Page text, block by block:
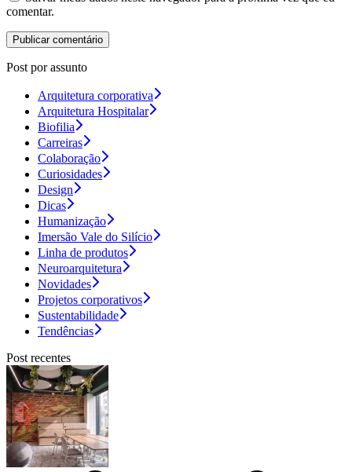
comentar.
Post por assunto
Arquitetura corporativa
Arquitetura Hospitalar
Biofilia
Carreiras
Colaboração
Curiosidades
Design
Dicas
Humanização
Imersão Vale do Silício
Linha de produtos
Neuroarquitetura
Novidades
Projetos corporativos
Sustentabilidade
Tendências
Post recentes